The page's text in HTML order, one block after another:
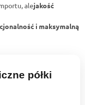
alejakość
i maksymalną
półki